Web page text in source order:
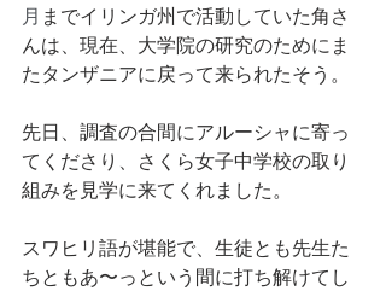
月 までイリンガ州で活動していた角さ
んは、現在、大学院の研究のためにま
たタンザニアに戻って来られたそう。
先日、調査の合間にアルーシャに寄っ
てくださり、さくら女子中学校の取り
組みを見学に来てくれました。
スワヒリ語が堪能で、生徒とも先生た
ちともあ〜っという間に打ち解けてし